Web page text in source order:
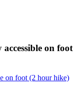
on foot
on foot (2 hour hike)